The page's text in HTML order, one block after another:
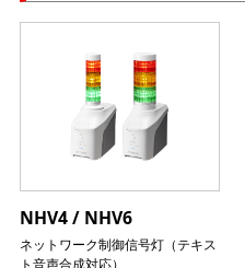
NHV4 / NHV6
ネットワーク制御信号灯（テキス
ト音声合成対応）